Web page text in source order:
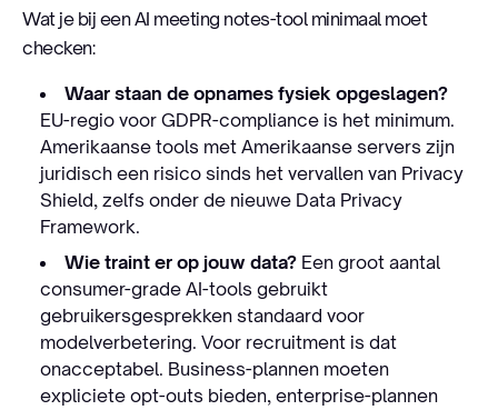
Wat je bij een AI meeting notes-tool minimaal moet
checken:
Waar staan de opnames fysiek opgeslagen?
EU-regio voor GDPR-compliance is het minimum.
Amerikaanse tools met Amerikaanse servers zijn
juridisch een risico sinds het vervallen van Privacy
Shield, zelfs onder de nieuwe Data Privacy
Framework.
Wie traint er op jouw data? Een groot aantal
consumer-grade AI-tools gebruikt
gebruikersgesprekken standaard voor
modelverbetering. Voor recruitment is dat
onacceptabel. Business-plannen moeten
expliciete opt-outs bieden, enterprise-plannen